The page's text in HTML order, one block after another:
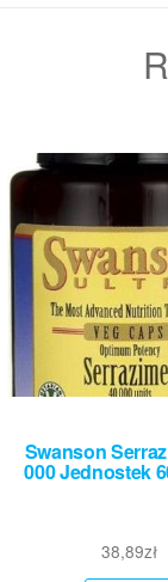
Swanson
000 Jednostek
38,89zł